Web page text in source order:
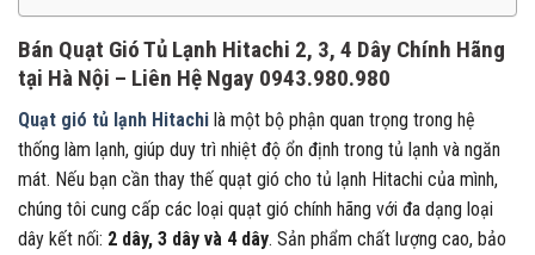
Bán Quạt Gió Tủ Lạnh Hitachi 2, 3, 4 Dây Chính Hãng
tại Hà Nội – Liên Hệ Ngay 0943.980.980
Quạt gió tủ lạnh Hitachi là một bộ phận quan trọng trong hệ
thống làm lạnh, giúp duy trì nhiệt độ ổn định trong tủ lạnh và ngăn
mát. Nếu bạn cần thay thế quạt gió cho tủ lạnh Hitachi của mình,
chúng tôi cung cấp các loại quạt gió chính hãng với đa dạng loại
dây kết nối: 2 dây, 3 dây và 4 dây. Sản phẩm chất lượng cao, bảo